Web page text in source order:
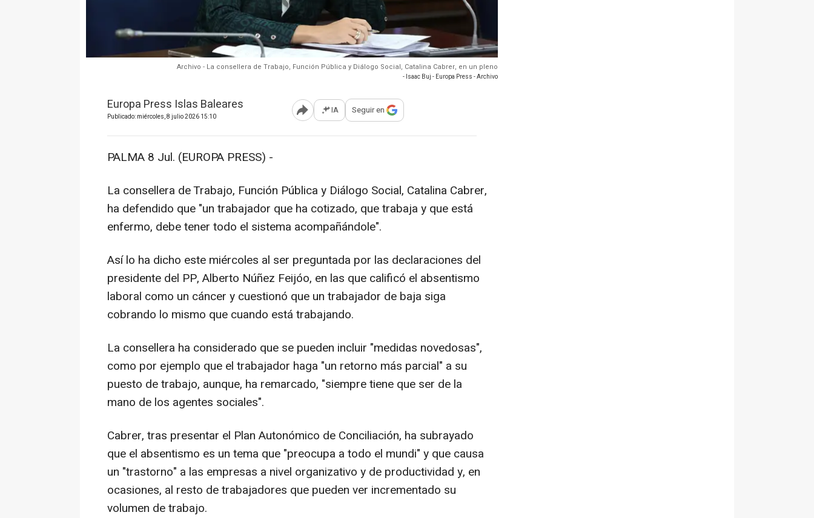
Archivo - La consellera de Trabajo, Función Pública y Diálogo Social, Catalina Cabrer, en un pleno
- Isaac Buj - Europa Press - Archivo
Europa Press Islas Baleares
Publicado: miércoles, 8 julio 2026 15:10 Abrir opciones para compartir
IA Seguir en
PALMA 8 Jul. (EUROPA PRESS) -
La consellera de Trabajo, Función Pública y Diálogo Social, Catalina Cabrer,
ha defendido que "un trabajador que ha cotizado, que trabaja y que está
enfermo, debe tener todo el sistema acompañándole".
Así lo ha dicho este miércoles al ser preguntada por las declaraciones del
presidente del PP, Alberto Núñez Feijóo, en las que calificó el absentismo
laboral como un cáncer y cuestionó que un trabajador de baja siga
cobrando lo mismo que cuando está trabajando.
La consellera ha considerado que se pueden incluir "medidas novedosas",
como por ejemplo que el trabajador haga "un retorno más parcial" a su
puesto de trabajo, aunque, ha remarcado, "siempre tiene que ser de la
mano de los agentes sociales".
Cabrer, tras presentar el Plan Autonómico de Conciliación, ha subrayado
que el absentismo es un tema que "preocupa a todo el mundi" y que causa
un "trastorno" a las empresas a nivel organizativo y de productividad y, en
ocasiones, al resto de trabajadores que pueden ver incrementado su
volumen de trabajo.